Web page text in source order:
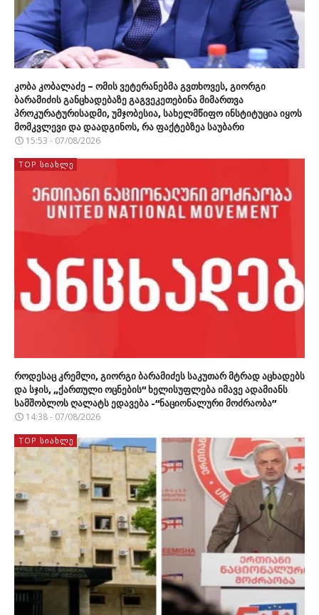
კობა კობალაძე – ომის ვეტერანებმა გვთხოვეს, გიორგი
ბარამიძის განცხადებაზე გაგვეკეთებინა მიმართვა
პროკურატურისადმი, უმჯობესია, სახელმწიფო ინსტიტუცია იყოს
მომკვლევი და დაადგინოს, რა ფაქტებზეა საუბარი
15:53 - 07/08/2026
TOP ᲡᲘᲐᲮᲚᲔ
როდესაც კრემლი, გიორგი ბარამიძეს საკუთარ მტრად აცხადებს
და სჯის, „ქართული ოცნების“ ხელისუფლება იმავე ადამიანს
სამშობლოს ღალატს ედავება -“ნაციონალური მოძრაობა”
14:38 - 07/08/2026
TOP ᲡᲘᲐᲮᲚᲔ